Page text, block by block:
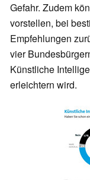
Gefahr. Zudem
vorstellen, bei
Empfehlungen
vier
Künstliche
erleichtern wird.